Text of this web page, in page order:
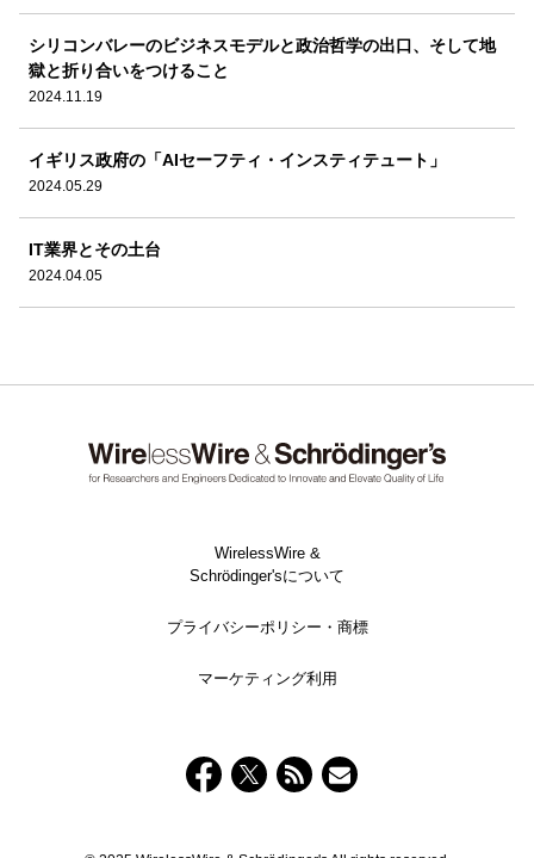
シリコンバレーのビジネスモデルと政治哲学の出口、そして地
獄と折り合いをつけること
2024.11.19
イギリス政府の「AIセーフティ・インスティテュート」
2024.05.29
IT業界とその土台
2024.04.05
WirelessWire &
Schrödinger'sについて
プライバシーポリシー・商標
マーケティング利用